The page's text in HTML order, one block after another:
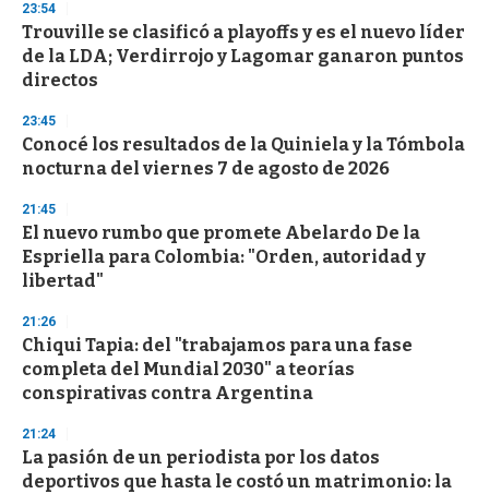
d
s
o
f
3
s
e
c
o
d
s
23:54
Trouville se clasificó a playoffs y es el nuevo líder
de la LDA; Verdirrojo y Lagomar ganaron puntos
directos
23:45
Conocé los resultados de la Quiniela y la Tómbola
nocturna del viernes 7 de agosto de 2026
21:45
El nuevo rumbo que promete Abelardo De la
Espriella para Colombia: "Orden, autoridad y
libertad"
21:26
Chiqui Tapia: del "trabajamos para una fase
completa del Mundial 2030" a teorías
conspirativas contra Argentina
21:24
La pasión de un periodista por los datos
deportivos que hasta le costó un matrimonio: la